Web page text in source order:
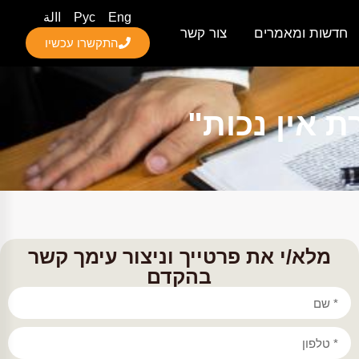
חדשות ומאמרים צור קשר
Eng
Рус
االة
התקשרו עכשיו
אין נכות"
מלא/י את פרטייך וניצור עימך קשר
בהקדם